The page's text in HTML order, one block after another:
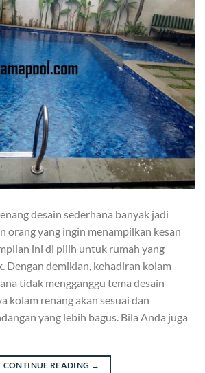
desain sederhana banyak jadi
orang yang ingin menampilkan kesan
ini di pilih untuk rumah yang
Dengan demikian, kehadiran kolam
tidak mengganggu tema desain
kolam renang akan sesuai dan
yang lebih bagus. Bila Anda juga
CONTINUE READING →